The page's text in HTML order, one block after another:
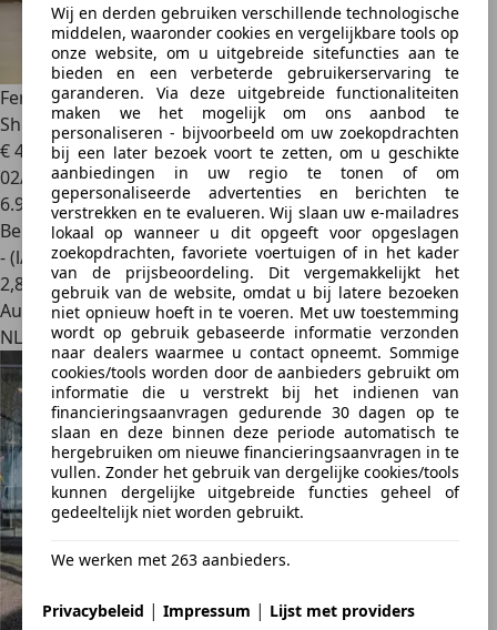
Wij en derden gebruiken verschillende technologische
middelen, waaronder cookies en vergelijkbare tools op
onze website, om u uitgebreide sitefuncties aan te
bieden en een verbeterde gebruikerservaring te
garanderen. Via deze uitgebreide functionaliteiten
maken we het mogelijk om ons aanbod te
personaliseren - bijvoorbeeld om uw zoekopdrachten
bij een later bezoek voort te zetten, om u geschikte
aanbiedingen in uw regio te tonen of om
gepersonaliseerde advertenties en berichten te
verstrekken en te evalueren. Wij slaan uw e-mailadres
lokaal op wanneer u dit opgeeft voor opgeslagen
zoekopdrachten, favoriete voertuigen of in het kader
van de prijsbeoordeling. Dit vergemakkelijkt het
gebruik van de website, omdat u bij latere bezoeken
niet opnieuw hoeft in te voeren. Met uw toestemming
wordt op gebruik gebaseerde informatie verzonden
naar dealers waarmee u contact opneemt. Sommige
cookies/tools worden door de aanbieders gebruikt om
informatie die u verstrekt bij het indienen van
financieringsaanvragen gedurende 30 dagen op te
slaan en deze binnen deze periode automatisch te
hergebruiken om nieuwe financieringsaanvragen in te
vullen. Zonder het gebruik van dergelijke cookies/tools
kunnen dergelijke uitgebreide functies geheel of
gedeeltelijk niet worden gebruikt.
We werken met 263 aanbieders.
Privacybeleid | Impressum | Lijst met providers
Ferrari 812GTS 6.5 V12 HELE|Lift|Carbon Velgen|Painted
Shield
€ 429.740
02/2021
6.922 km
Benzine
- (l/100 km)
2,8
Autobedrijf
NL 4251 NK